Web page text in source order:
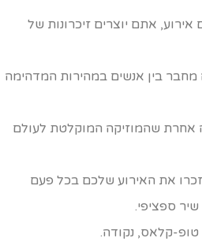
אתם יוצרים זיכרונות של
מחבר בין אנשים במהירות המדהימה
אחרת שהמוזיקה המוקלטת לעולם
את האירוע שלכם בכל פעם
ספציפי.
טופ-קלאס, נקודה.